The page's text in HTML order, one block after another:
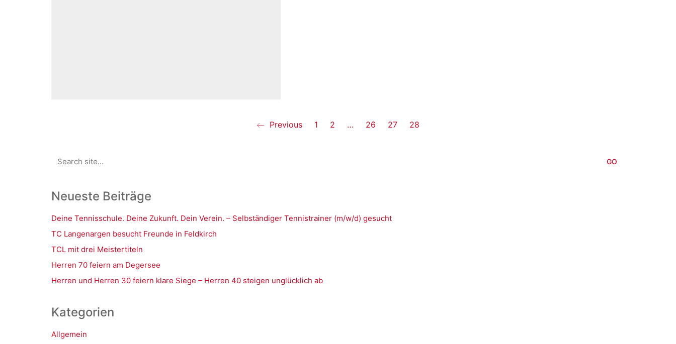
Previous 1 2 … 26 27 28
for:
Neueste Beiträge
Deine Tennisschule. Deine Zukunft. Dein Verein. – Selbständiger Tennistrainer (m/w/d) gesucht
TC Langenargen besucht Freunde in Feldkirch
TCL mit drei Meistertiteln
Herren 70 feiern am Degersee
Herren und Herren 30 feiern klare Siege – Herren 40 steigen unglücklich ab
Kategorien
Allgemein